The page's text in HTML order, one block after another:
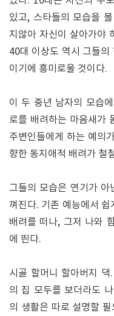
있고, 스타들의 모습을
지않아 자신이 살아가야
40대 이상도 역시 그들의
이기에 흥미로울 것이다.
이 두 중년 남자의 모습
로를 배려하는 마음새가
주변인들에게 하는 예의
향한 동지애적 배려가 철
그들의 모습은 연기가
껴진다. 기존 예능에서 쉽
배려를 떠나, 그저 나와
에 띈다.
시골 할머니 할아버지
의 집 모두를 보더라도
의 생활은 따로 설명할